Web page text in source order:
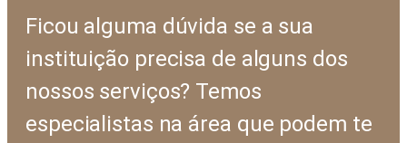
Ficou alguma dúvida se a sua
instituição precisa de alguns dos
nossos serviços? Temos
especialistas na área que podem te